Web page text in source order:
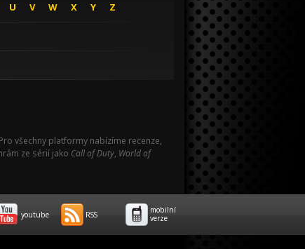
U V W X Y Z
všechny platformy nabízíme recenze,
ze sérií jako Call of Duty, World of
youtube RSS
mobilní
verze